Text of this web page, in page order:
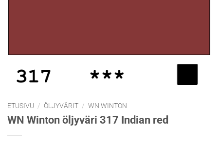
ETUSIVU / ÖLJYVÄRIT / WN WINTON
WN Winton öljyväri 317 Indian red